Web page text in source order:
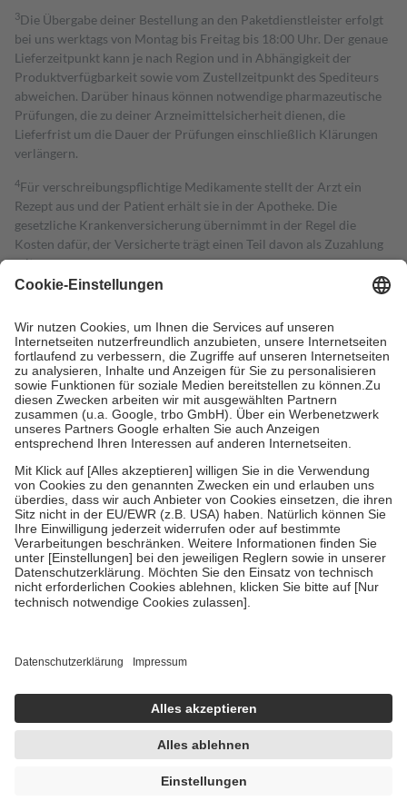
3Die Übergabe deiner Bestellung an den Paketdienstleister erfolgt
bei uns werktags von Montag bis Freitag bis 18:00 Uhr. Der genaue
Lieferzeitpunkt kann je nach Region und in Abhängigkeit der
Produktverfügbarkeit sowie vom Zustellzeitpunkt des Spediteurs
abweichen. Darüber hinaus können notwendige pharmazeutische
Prüfungen, die zu deiner Arzneimittelsicherheit dienen, die
Lieferfrist um die Dauer der Prüfungen einschließlich Klärungen
verlängern.
4Für verschreibungspflichtige Medikamente stellt der Arzt ein
Rezept aus und der Patient erhält sie in der Apotheke. Die
gesetzliche Krankenversicherung übernimmt in der Regel die
Kosten dafür, der Versicherte trägt einen Teil davon als Zuzahlung
mit.
Grundsätzlich leisten Mitglieder Zuzahlungen in Höhe von zehn
höchstens zehn Euro.
Es sind jedoch nie mehr als die tatsächlichen
Kosten der Leistung zu entrichten.
Diese Regeln gelten grundsätzlich auch für Online-Apotheken.
Bei Heilmitteln und häuslicher Krankenpflege beträgt die
Zuzahlung zehn Prozent der Kosten sowie zehn Euro je
Verordnung.
Um das Engagement der Versicherten für ihre eigene Gesundheit zu
stärken und die besondere Stellung der Familie zu unterstützen,
fallenkeine Zuzahlungenan bei:
• Kindern und Jugendlichen bis zum vollendeten 18. Lebensjahr
mit Ausnahme der Fahrkosten
• Untersuchungen zur Vorsorge und Früherkennung, die von der
GKV getragen werden
• empfohlenen Schutzimpfungen
• Harn- und Blutteststreifen
getroffen, um sicherzustellen, dass es sich um echte Bewertungen
https://help.etrusted.com/hc/de/articles/4419944605341
Einige Bilder und Inhalte wurden unter Zuhilfenahme künstlicher